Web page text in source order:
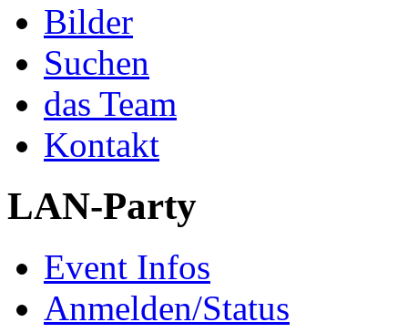
Bilder
Suchen
das Team
Kontakt
LAN-Party
Event Infos
Anmelden/Status